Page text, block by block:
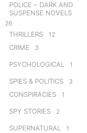
POLICE – DARK AND
SUSPENSE NOVELS
26
THRILLERS 12
CRIME 3
PSYCHOLOGICAL 1
SPIES & POLITICS 3
CONSPIRACIES 1
SPY STORIES 2
SUPERNATURAL 1